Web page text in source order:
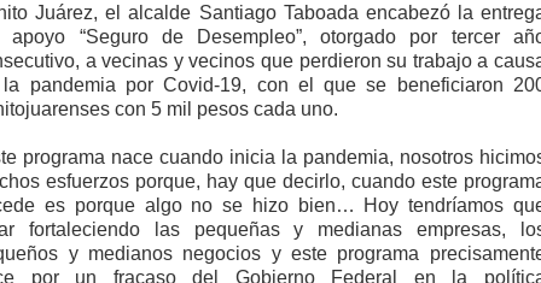
Juárez, el alcalde Santiago Taboada encabezó la
apoyo “Seguro de Desempleo”, otorgado por tercer
a vecinas y vecinos que perdieron su trabajo a
pandemia por Covid-19, con el que se beneficiaron
con 5 mil pesos cada uno.
programa nace cuando inicia la pandemia, nosotros
esfuerzos porque, hay que decirlo, cuando este
es porque algo no se hizo bien… Hoy tendríamos
fortaleciendo las pequeñas y medianas empresas,
y medianos negocios y este programa
por un fracaso del Gobierno Federal en la